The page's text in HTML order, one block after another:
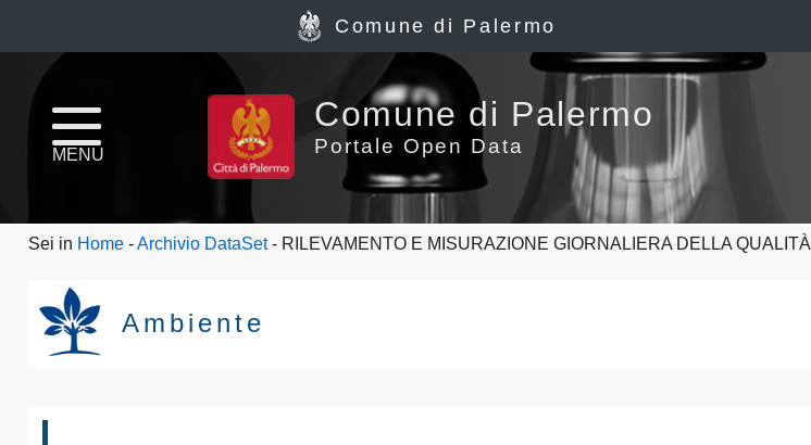
Home
page
Archivio
Dataset
Ultimi
Comune di Palermo
MENU
Comune di Palermo
Portale Open Data
Sei in Home -Archivio DataSet- RILEVAMENTO E MISURAZIONE GIORNALIERA DELLA
Ambiente